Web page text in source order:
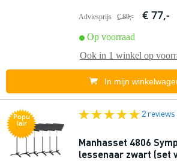
Adviesprijs € 89,- € 77,-
Op voorraad
Ook in 1 winkel op
In mijn
Popu
lair
2 reviews
Manhasset 4806
lessenaar zwart (set